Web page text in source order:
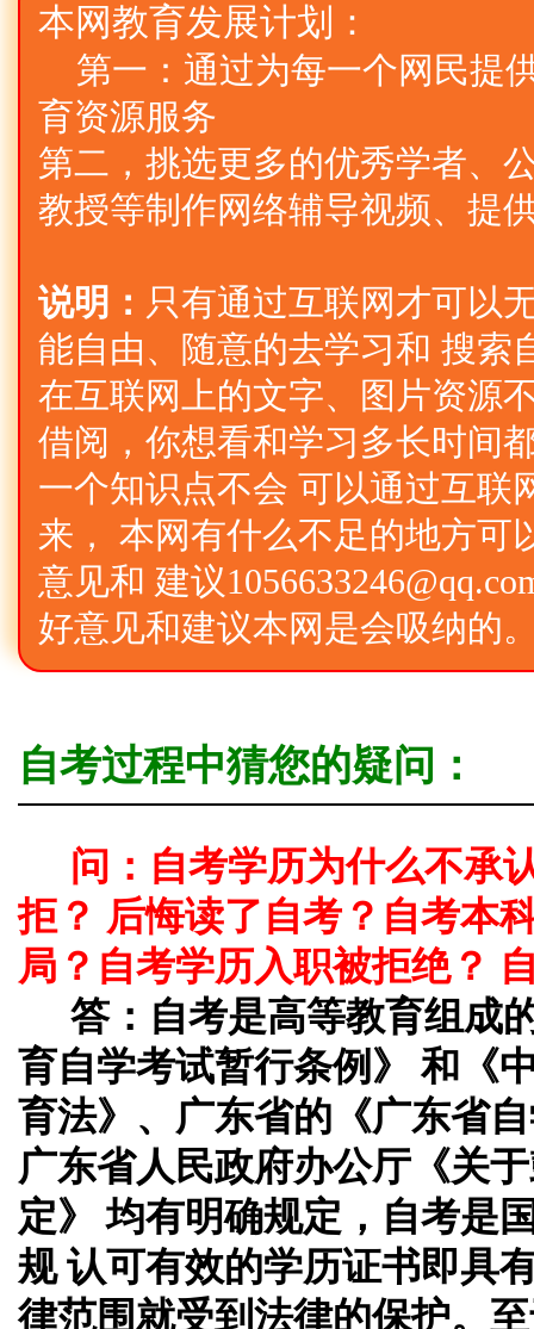
本网教育发展计划：
第一：通过为每一个网民提
育资源服务
第二，挑选更多的优秀学者、
教授等制作网络辅导视频、提
说明： 只有通过互联网才可以
能自由、随意的去学习和 搜索
在互联网上的文字、图片资源
借阅，你想看和学习多长时间
一个知识点不会 可以通过互联
来， 本网有什么不足的地方可
意见和 建议
好意见和建议本网是会吸纳的
自考过程中猜您的疑问：
问：自考学历为什么不承
拒？ 后悔读了自考？自考本
局？自考学历入职被拒绝？
答： 自考是高等教育组成
育自学考试暂行条例》 和《
育法》、广东省的《广东省
广东省人民政府办公厅《关
定》 均有明确规定，自考是
规 认可有效的学历证书即具
律范围就受到法律的保护。